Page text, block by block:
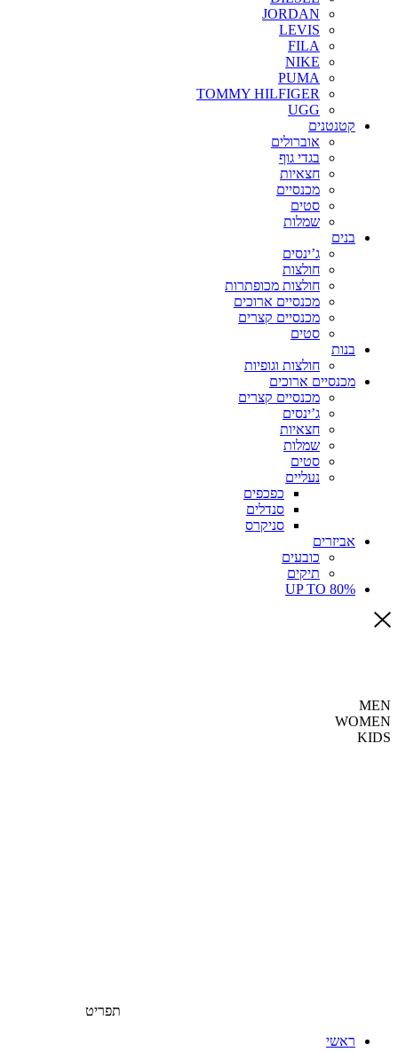
JORDAN
LEVIS
FILA
NIKE
PUMA
TOMMY HILFIGER
UGG
קטנטנים
אוברולים
בגדי גוף
חצאיות
מכנסיים
סטים
שמלות
בנים
ג’ינסים
חולצות
חולצות מכופתרות
מכנסיים ארוכים
מכנסיים קצרים
סטים
בנות
חולצות וגופיות
מכנסיים ארוכים
מכנסיים קצרים
ג’ינסים
חצאיות
שמלות
סטים
נעליים
כפכפים
סנדלים
סניקרס
אביזרים
כובעים
תיקים
UP TO 80%
MEN
WOMEN
KIDS
תפריט
ראשי